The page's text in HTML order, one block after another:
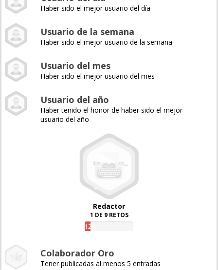
Haber sido el mejor usuario del día
Usuario de la semana
Haber sido el mejor usuario de la semana
Usuario del mes
Haber sido el mejor usuario del mes
Usuario del año
Haber tenido el honor de haber sido el mejor
usuario del año
Redactor
1 DE 9 RETOS
12%
Colaborador Oro
Tener publicadas al menos 5 entradas